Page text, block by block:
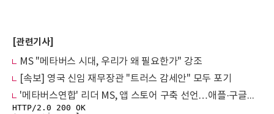
[관련기사]
MS "메타버스 시대, 우리가 왜 필요한가" 강조
[속보] 영국 신임 재무장관 "트러스 감세안" 모두 포기
'메타버스연합' 리더 MS, 앱 스토어 구축 선언…애플·구글과 '맞대결'